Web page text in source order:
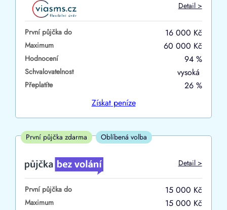
První půjčka zdarma
–
ano
ne
ano
ne
V exekuci
ano
ne
Detail >
První půjčka do 16 000 Kč
Maximum 60 000 Kč
Hodnocení 94 %
Schvalovatelnost vysoká
Přeplatíte
26 %
Získatpeníze
První půjčka zdarma Oblíbená volba
Detail >
První půjčka do 15 000 Kč
Maximum 15 000 Kč